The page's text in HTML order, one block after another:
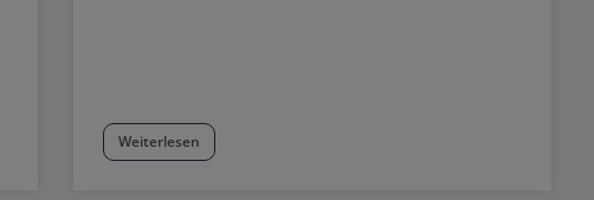
Weiterlesen